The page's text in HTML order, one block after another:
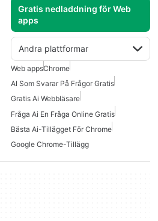
Gratis nedladdning för Web
apps
Andra plattformar
Web appsChrome
AI Som Svarar På Frågor Gratis
Gratis Ai Webbläsare
Fråga Ai En Fråga Online Gratis
Bästa Ai-Tillägget För Chrome
Google Chrome-Tillägg